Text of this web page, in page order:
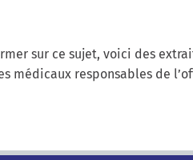
sur ce sujet, voici des
médicaux responsables de